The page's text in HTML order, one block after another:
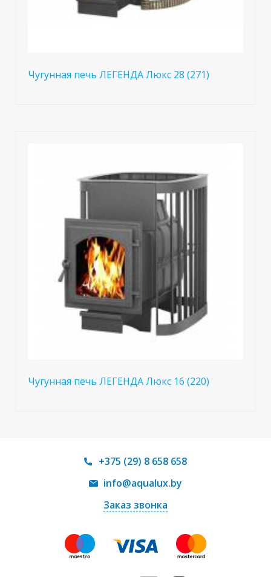
Чугунная печь ЛЕГЕНДА Люкс 28 (271)
Чугунная печь ЛЕГЕНДА Люкс 16 (220)
+375 (29) 8 658 658
info@aqualux.by
Заказ звонка